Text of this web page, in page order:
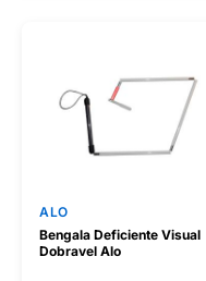
ALO
Bengala Deficiente Visual
Dobravel Alo